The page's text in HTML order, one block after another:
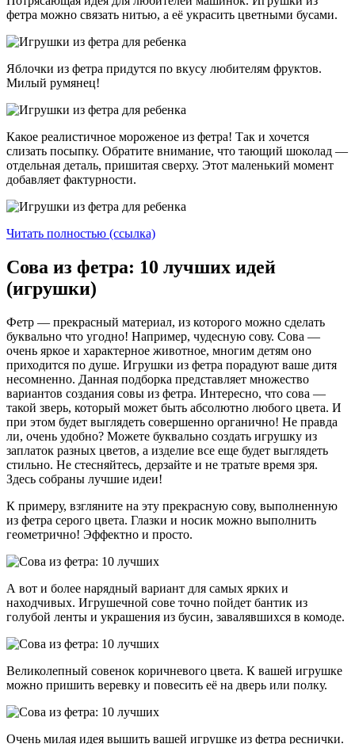
фетра можно связать нитью, а её украсить цветными бусами.
Яблочки из фетра придутся по вкусу любителям фруктов.
Милый румянец!
Какое реалистичное мороженое из фетра! Так и хочется
слизать посыпку. Обратите внимание, что тающий шоколад —
отдельная деталь, пришитая сверху. Этот маленький момент
добавляет фактурности.
Читать полностью (ссылка)
Сова из фетра: 10 лучших идей
(игрушки)
Фетр — прекрасный материал, из которого можно сделать
буквально что угодно! Например, чудесную сову. Сова —
очень яркое и характерное животное, многим детям оно
приходится по душе. Игрушки из фетра порадуют ваше дитя
несомненно. Данная подборка представляет множество
вариантов создания совы из фетра. Интересно, что сова —
такой зверь, который может быть абсолютно любого цвета. И
при этом будет выглядеть совершенно органично! Не правда
ли, очень удобно? Можете буквально создать игрушку из
заплаток разных цветов, а изделие все еще будет выглядеть
стильно. Не стесняйтесь, дерзайте и не тратьте время зря.
Здесь собраны лучшие идеи!
К примеру, взгляните на эту прекрасную сову, выполненную
из фетра серого цвета. Глазки и носик можно выполнить
геометрично! Эффектно и просто.
А вот и более нарядный вариант для самых ярких и
находчивых. Игрушечной сове точно пойдет бантик из
голубой ленты и украшения из бусин, завалявшихся в комоде.
Великолепный совенок коричневого цвета. К вашей игрушке
можно пришить веревку и повесить её на дверь или полку.
Очень милая идея вышить вашей игрушке из фетра реснички.